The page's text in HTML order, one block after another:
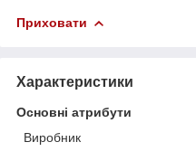
Приховати
Характеристики
Основні атрибути
Виробник